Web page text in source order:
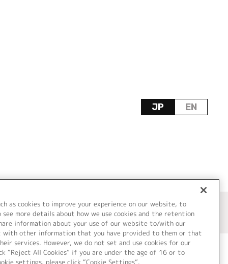
JP EN
as cookies to improve your experience on our website, to
see more details about how we use cookies and the retention
information about your use of our website to/with our
with other information that you have provided to them or that
services. However, we do not set and use cookies for our
“Reject All Cookies” if you are under the age of 16 or to
settings, please click “Cookie Settings”.